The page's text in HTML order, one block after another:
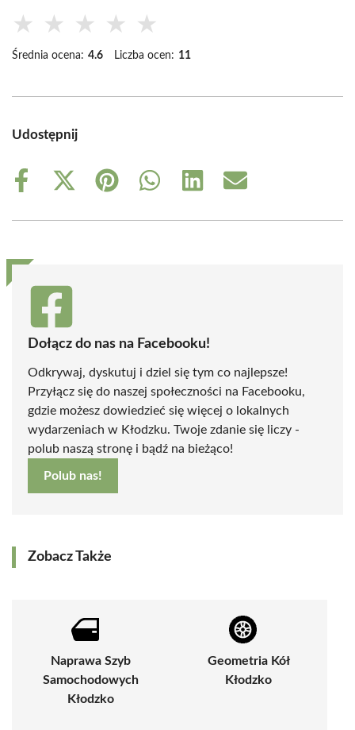
★ ★ ★ ★ ★
Średnia ocena: 4.6 Liczba ocen: 11
Udostępnij
Share
Share
(Twitter)
Share
Share
Share
Share
Dołącz do nas na Facebooku!
Odkrywaj, dyskutuj i dziel się tym co najlepsze!
Przyłącz się do naszej społeczności na Facebooku,
gdzie możesz dowiedzieć się więcej o lokalnych
wydarzeniach w Kłodzku. Twoje zdanie się liczy -
polub naszą stronę i bądź na bieżąco!
Polub nas!
Zobacz Także
Naprawa Szyb
Samochodowych
Kłodzko
Geometria Kół
Kłodzko